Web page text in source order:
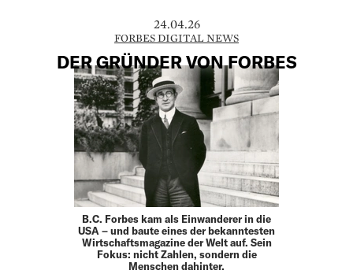
24.04.26
FORBES DIGITAL NEWS
DER GRÜNDER VON FORBES
B.C. Forbes kam als Einwanderer in die
USA – und baute eines der bekanntesten
Wirtschaftsmagazine der Welt auf. Sein
Fokus: nicht Zahlen, sondern die
Menschen dahinter.